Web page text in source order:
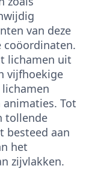
van deze
coöordinaten.
lichamen uit
vijfhoekige
Tot
tollende
besteed aan
het
zijvlakken.